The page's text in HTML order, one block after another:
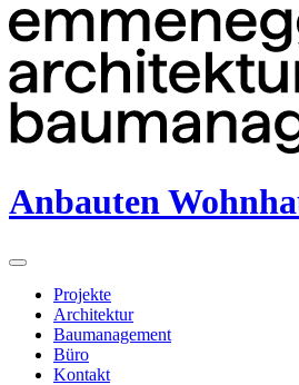
Anbauten
Projekte
Architektur
Baumanagement
Büro
Kontakt